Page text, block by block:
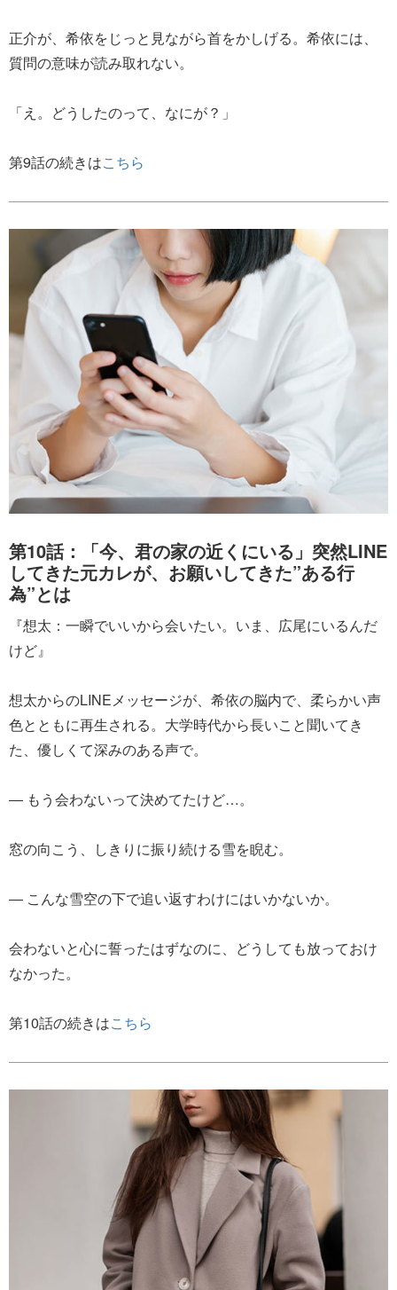
正介が、希依をじっと見ながら首をかしげる。希依には、
質問の意味が読み取れない。
「え。どうしたのって、なにが？」
第9話の続きはこちら
第10話：「今、君の家の近くにいる」突然LINE
してきた元カレが、お願いしてきた”ある行
為”とは
『想太：一瞬でいいから会いたい。いま、広尾にいるんだ
けど』
想太からのLINEメッセージが、希依の脳内で、柔らかい声
色とともに再生される。大学時代から長いこと聞いてき
た、優しくて深みのある声で。
― もう会わないって決めてたけど…。
窓の向こう、しきりに振り続ける雪を睨む。
― こんな雪空の下で追い返すわけにはいかないか。
会わないと心に誓ったはずなのに、どうしても放っておけ
なかった。
第10話の続きはこちら